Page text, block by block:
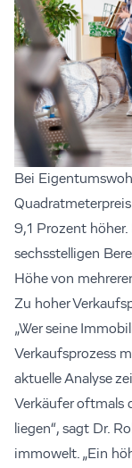
Bei
9,1 Prozent
sechsstelligen
Höhe von
Zu hoher
„Wer seine
Verkaufsprozess
aktuelle Analyse
Verkäufer oftmals
liegen“, sagt Dr.
immowelt. „Ein